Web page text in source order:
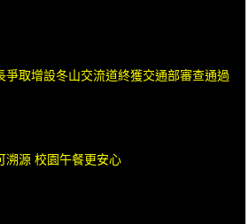
爭取增設冬山交流道終獲交通部審查通過
溯源 校園午餐更安心